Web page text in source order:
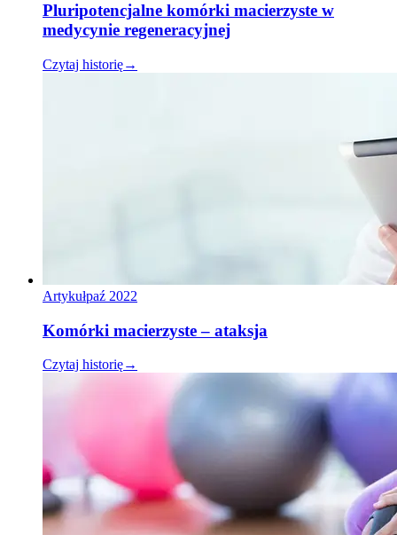
Pluripotencjalne komórki macierzyste w
medycynie regeneracyjnej
Czytaj historię→
Artykułpaź 2022
Komórki macierzyste – ataksja
Czytaj historię→